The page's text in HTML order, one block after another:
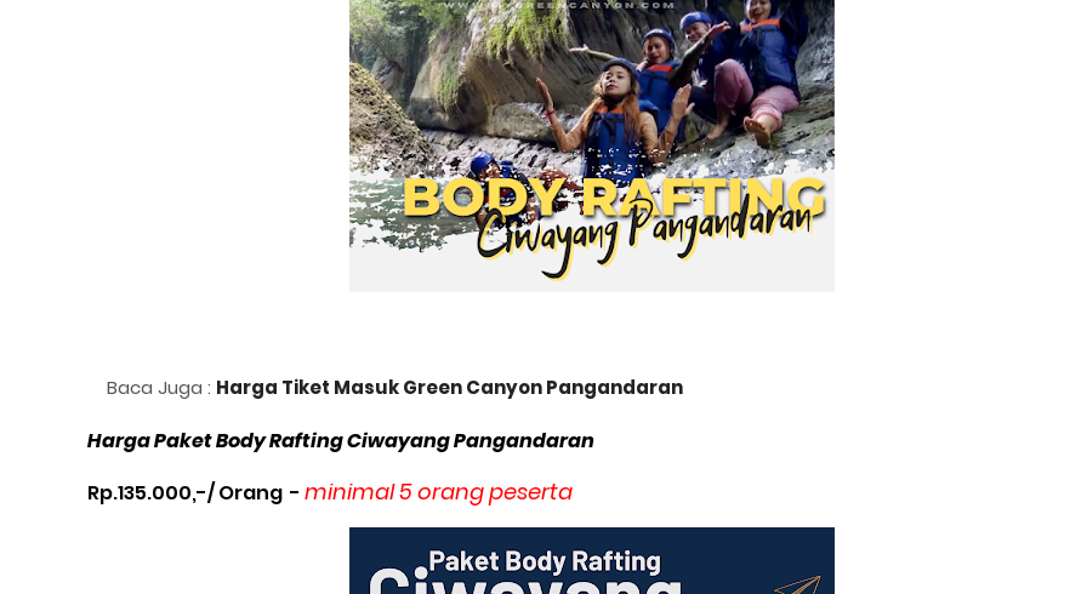
Baca Juga : Harga Tiket Masuk Green Canyon Pangandaran
Harga Paket Body Rafting Ciwayang Pangandaran
Rp.135.000,-/ Orang - minimal 5 orang peserta